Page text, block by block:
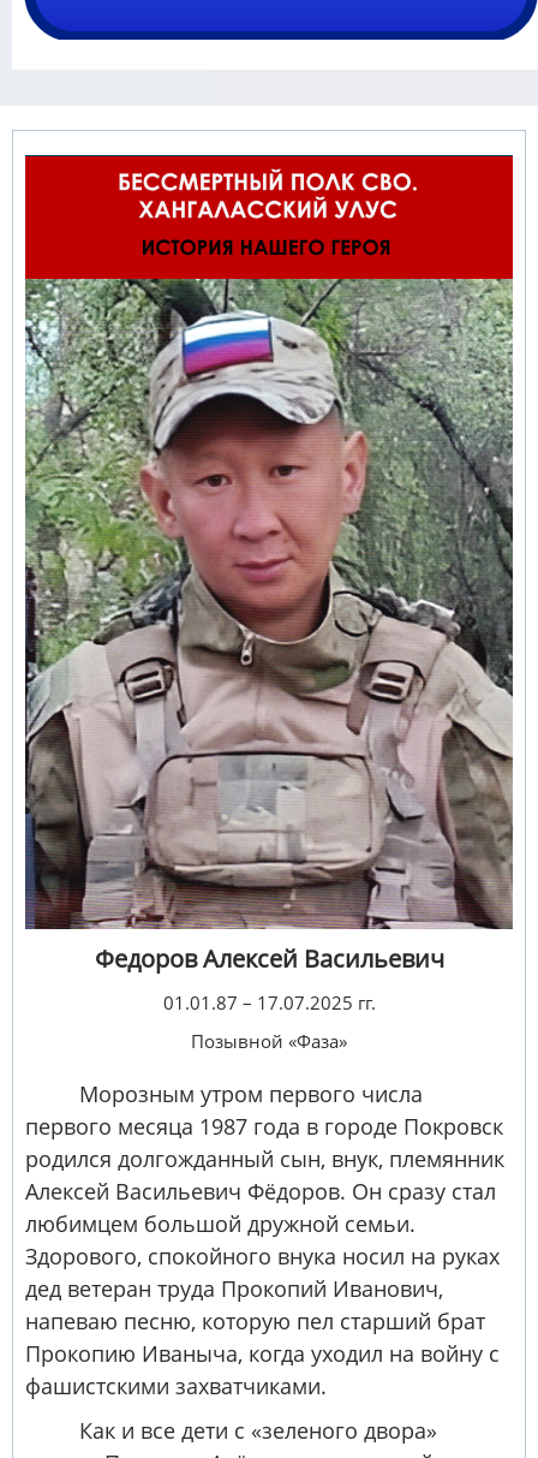
Федоров Алексей Васильевич
01.01.87 – 17.07.2025 гг.
Позывной «Фаза»
Морозным утром первого числа
первого месяца 1987 года в городе Покровск
родился долгожданный сын, внук, племянник
Алексей Васильевич Фёдоров. Он сразу стал
любимцем большой дружной семьи.
Здорового, спокойного внука носил на руках
дед ветеран труда Прокопий Иванович,
напеваю песню, которую пел старший брат
Прокопию Иваныча, когда уходил на войну с
фашистскими захватчиками.
Как и все дети с «зеленого двора»